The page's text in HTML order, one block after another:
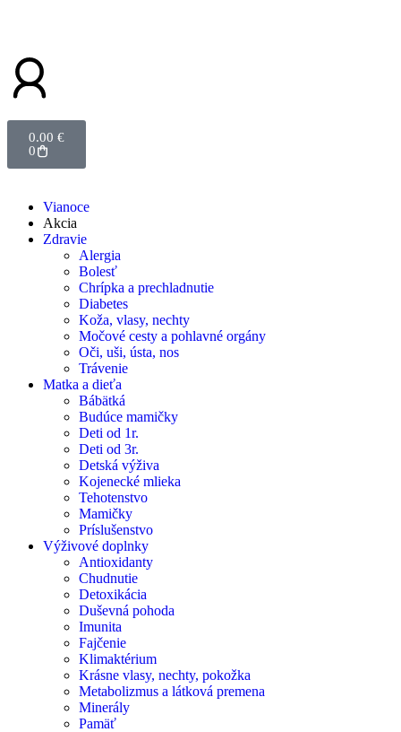
0.00 €
0
Vianoce
Akcia
Zdravie
Alergia
Bolesť
Chrípka a prechladnutie
Diabetes
Koža, vlasy, nechty
Močové cesty a pohlavné orgány
Oči, uši, ústa, nos
Trávenie
Matka a dieťa
Bábätká
Budúce mamičky
Deti od 1r.
Deti od 3r.
Detská výživa
Kojenecké mlieka
Tehotenstvo
Mamičky
Príslušenstvo
Výživové doplnky
Antioxidanty
Chudnutie
Detoxikácia
Duševná pohoda
Imunita
Fajčenie
Klimaktérium
Krásne vlasy, nechty, pokožka
Metabolizmus a látková premena
Minerály
Pamäť